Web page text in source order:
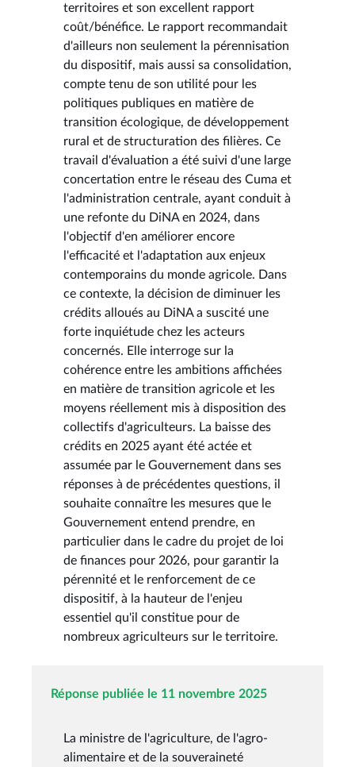
territoires et son excellent rapport
coût/bénéfice. Le rapport recommandait
d'ailleurs non seulement la pérennisation
du dispositif, mais aussi sa consolidation,
compte tenu de son utilité pour les
politiques publiques en matière de
transition écologique, de développement
rural et de structuration des filières. Ce
travail d'évaluation a été suivi d'une large
concertation entre le réseau des Cuma et
l'administration centrale, ayant conduit à
une refonte du DiNA en 2024, dans
l'objectif d'en améliorer encore
l'efficacité et l'adaptation aux enjeux
contemporains du monde agricole. Dans
ce contexte, la décision de diminuer les
crédits alloués au DiNA a suscité une
forte inquiétude chez les acteurs
concernés. Elle interroge sur la
cohérence entre les ambitions affichées
en matière de transition agricole et les
moyens réellement mis à disposition des
collectifs d'agriculteurs. La baisse des
crédits en 2025 ayant été actée et
assumée par le Gouvernement dans ses
réponses à de précédentes questions, il
souhaite connaître les mesures que le
Gouvernement entend prendre, en
particulier dans le cadre du projet de loi
de finances pour 2026, pour garantir la
pérennité et le renforcement de ce
dispositif, à la hauteur de l'enjeu
essentiel qu'il constitue pour de
nombreux agriculteurs sur le territoire.
Réponse publiée le 11 novembre 2025
La ministre de l'agriculture, de l'agro-
alimentaire et de la souveraineté